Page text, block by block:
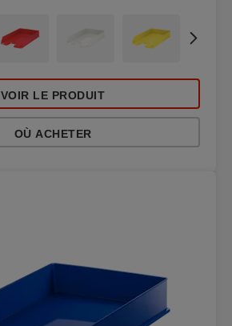
VOIR LE PRODUIT
OÙ ACHETER